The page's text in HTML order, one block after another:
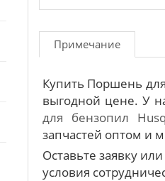
Примечание
Купить Поршень
выгодной цене. У
для бензопил
запчастей оптом и
Оставьте заявку
условия